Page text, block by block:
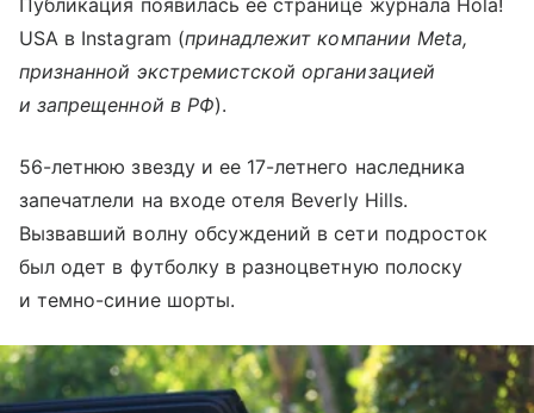
Публикация появилась ее странице журнала Hola!
USA в Instagram (принадлежит компании Meta,
признанной экстремистской организацией
и запрещенной в РФ).
56-летнюю звезду и ее 17-летнего наследника
запечатлели на входе отеля Beverly Hills.
Вызвавший волну обсуждений в сети подросток
был одет в футболку в разноцветную полоску
и темно-синие шорты.